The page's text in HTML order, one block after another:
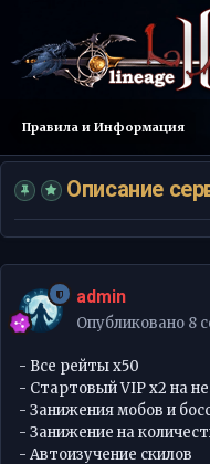
Правила и Информация
Описание
admin
Опубликовано 8
- Все рейты х50
- Стартовый VIP x2 на
- Занижения мобов и
- Занижение на
- Автоизучение скилов